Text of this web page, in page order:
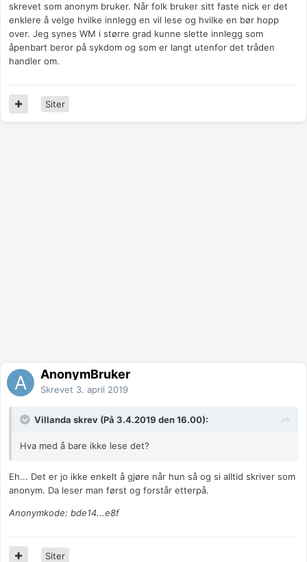
skrevet som anonym bruker. Når folk bruker sitt faste nick er det
enklere å velge hvilke innlegg en vil lese og hvilke en bør hopp
over. Jeg synes WM i større grad kunne slette innlegg som
åpenbart beror på sykdom og som er langt utenfor det tråden
handler om.
Siter
AnonymBruker
Skrevet 3. april 2019
Villanda skrev (På 3.4.2019 den 16.00):
Hva med å bare ikke lese det?
Eh... Det er jo ikke enkelt å gjøre når hun så og si alltid skriver som
anonym. Da leser man først og forstår etterpå.
Anonymkode: bde14...e8f
Siter